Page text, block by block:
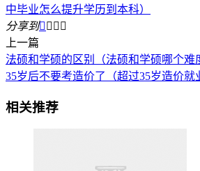
中毕业怎么提升学历到本科）
分享到   
上一篇
法硕和学硕的区别（法硕和学硕哪个难
35岁后不要考造价了（超过35岁造价就
相关推荐